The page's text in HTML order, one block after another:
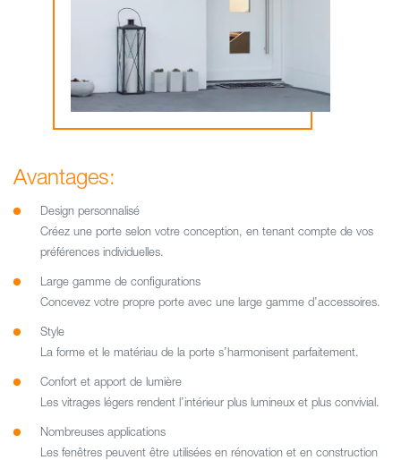
Avantages:
Design personnalisé
Créez une porte selon votre conception, en tenant compte de vos
préférences individuelles.
Large gamme de configurations
Concevez votre propre porte avec une large gamme d’accessoires.
Style
La forme et le matériau de la porte s’harmonisent parfaitement.
Confort et apport de lumière
Les vitrages légers rendent l’intérieur plus lumineux et plus convivial.
Nombreuses applications
Les fenêtres peuvent être utilisées en rénovation et en construction